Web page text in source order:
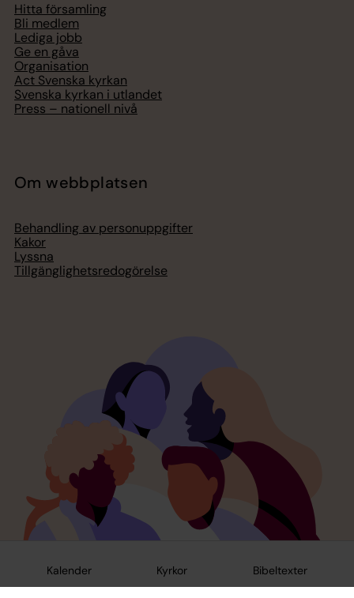
Kalender Kyrkor Bibeltexter
Hitta församling
Bli medlem
Lediga jobb
Ge en gåva
Organisation
Act Svenska kyrkan
Svenska kyrkan i utlandet
Press – nationell nivå
Om webbplatsen
Behandling av personuppgifter
Kakor
Lyssna
Tillgänglighetsredogörelse